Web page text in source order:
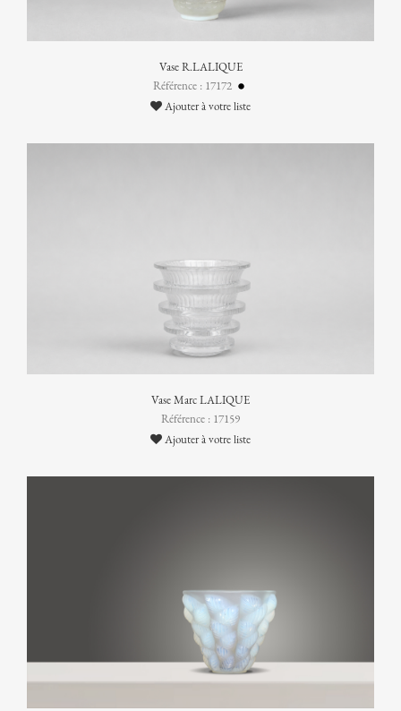
Vase R.LALIQUE
Référence : 17172
Ajouter à votre liste
Vase Marc LALIQUE
Référence : 17159
Ajouter à votre liste